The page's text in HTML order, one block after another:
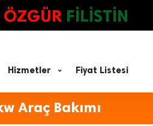
ÖZGÜR FİLİSTİN
Hizmetler Fiyat Listesi
Araç Bakımı